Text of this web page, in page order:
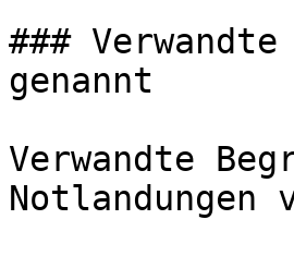
###
genannt
Verwandte
Notlandungen